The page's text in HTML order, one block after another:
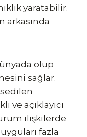
yaratabilir.
arkasında
olup
sağlar.
ve açıklayıcı
ilişkilerde
fazla